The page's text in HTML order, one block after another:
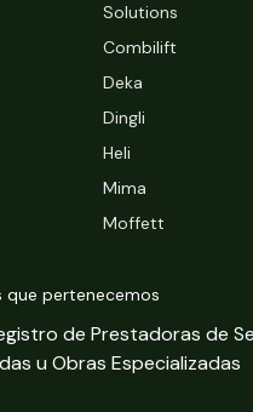
Solutions
Combilift
Deka
Dingli
Heli
Mima
Moffett
que pertenecemos